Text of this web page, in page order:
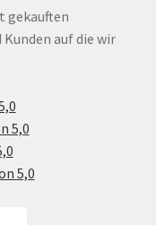
gekauften
auf die wir
5,0
5,0